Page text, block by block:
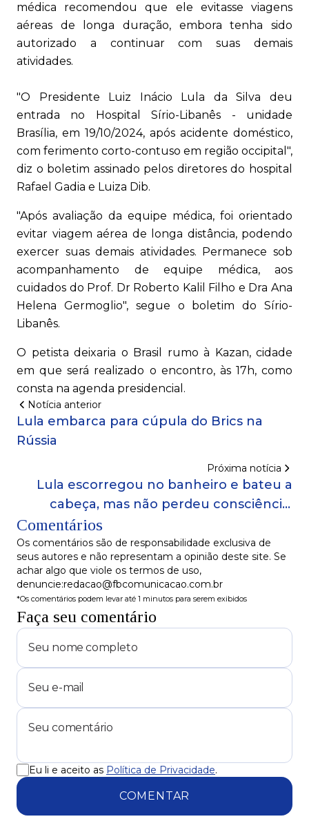
médica recomendou que ele evitasse viagens
aéreas de longa duração, embora tenha sido
autorizado a continuar com suas demais
atividades.
"O Presidente Luiz Inácio Lula da Silva deu
entrada no Hospital Sírio-Libanês - unidade
Brasília, em 19/10/2024, após acidente doméstico,
com ferimento corto-contuso em região occipital",
diz o boletim assinado pelos diretores do hospital
Rafael Gadia e Luiza Dib.
"Após avaliação da equipe médica, foi orientado
evitar viagem aérea de longa distância, podendo
exercer suas demais atividades. Permanece sob
acompanhamento de equipe médica, aos
cuidados do Prof. Dr Roberto Kalil Filho e Dra Ana
Helena Germoglio", segue o boletim do Sírio-
Libanês.
O petista deixaria o Brasil rumo à Kazan, cidade
em que será realizado o encontro, às 17h, como
consta na agenda presidencial.
Notícia anterior
Lula embarca para cúpula do Brics na
Rússia
Próxima notícia
Lula escorregou no banheiro e bateu a
cabeça, mas não perdeu consciência,
Comentários
Os comentários são de responsabilidade exclusiva de
seus autores e não representam a opinião deste site. Se
achar algo que viole os termos de uso,
denuncie:redacao@fbcomunicacao.com.br
*Os comentários podem levar até 1 minutos para serem exibidos
Faça seu comentário
Eu li e aceito as Política de Privacidade.
COMENTAR